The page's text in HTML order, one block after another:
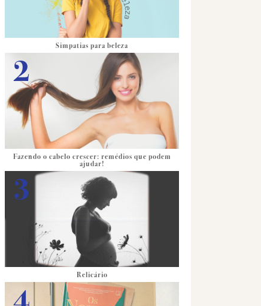
Simpatias para beleza
Fazendo o cabelo crescer: remédios que podem
ajudar!
Relicário